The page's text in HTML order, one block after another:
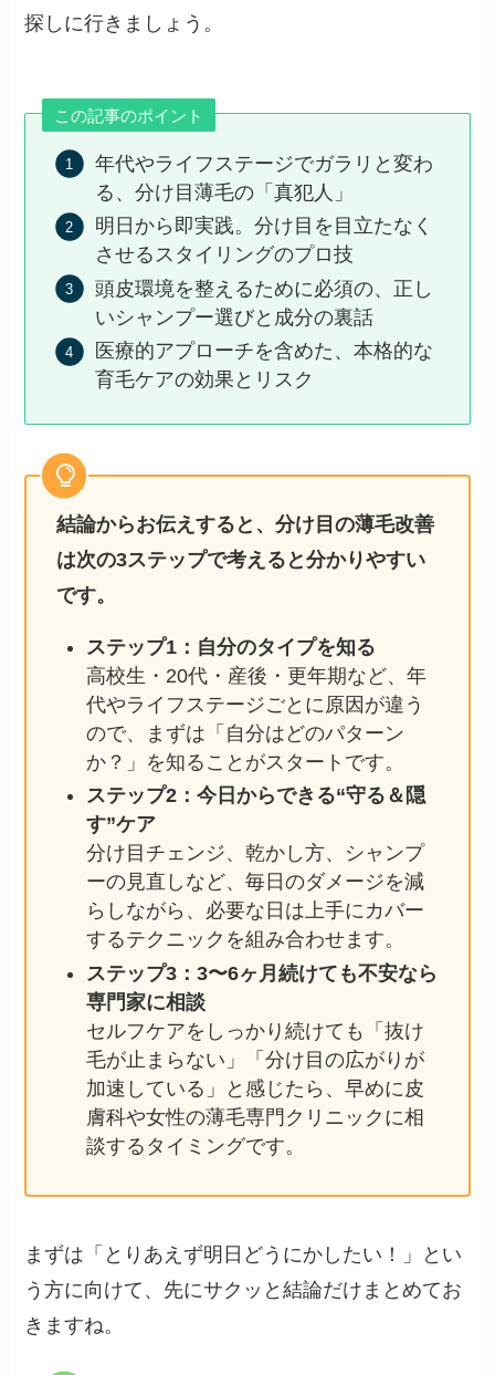
探しに行きましょう。
この記事のポイント
年代やライフステージでガラリと変わ
る、分け目薄毛の「真犯人」
明日から即実践。分け目を目立たなく
させるスタイリングのプロ技
頭皮環境を整えるために必須の、正し
いシャンプー選びと成分の裏話
医療的アプローチを含めた、本格的な
育毛ケアの効果とリスク
結論からお伝えすると、分け目の薄毛改善
は次の3ステップで考えると分かりやすい
です。
ステップ1：自分のタイプを知る
高校生・20代・産後・更年期など、年
代やライフステージごとに原因が違う
ので、まずは「自分はどのパターン
か？」を知ることがスタートです。
ステップ2：今日からできる“守る＆隠
す”ケア
分け目チェンジ、乾かし方、シャンプ
ーの見直しなど、毎日のダメージを減
らしながら、必要な日は上手にカバー
するテクニックを組み合わせます。
ステップ3：3〜6ヶ月続けても不安なら
専門家に相談
セルフケアをしっかり続けても「抜け
毛が止まらない」「分け目の広がりが
加速している」と感じたら、早めに皮
膚科や女性の薄毛専門クリニックに相
談するタイミングです。
まずは「とりあえず明日どうにかしたい！」とい
う方に向けて、先にサクッと結論だけまとめてお
きますね。